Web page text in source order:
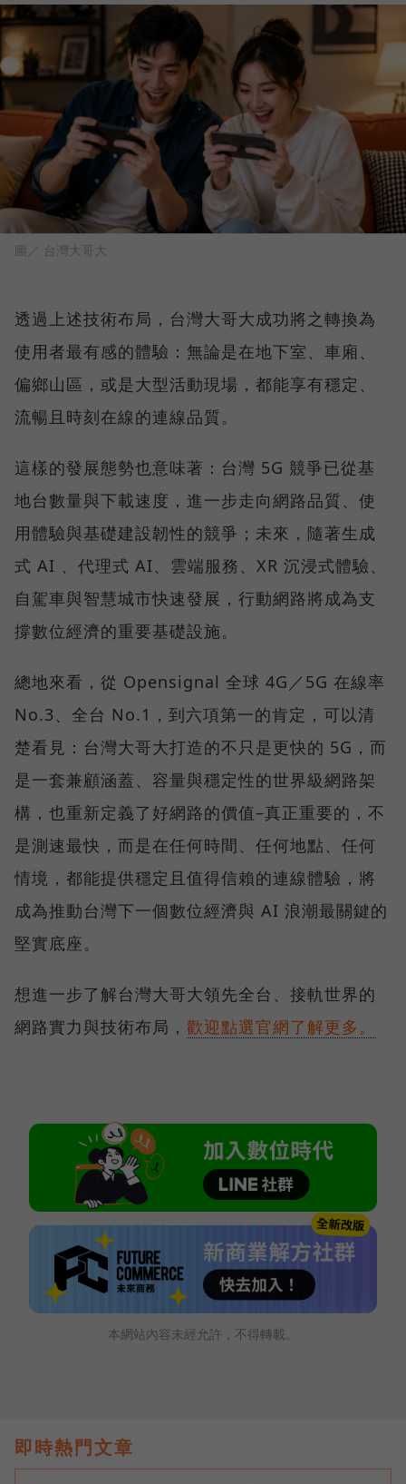
圖／ 台灣大哥大
透過上述技術布局，台灣大哥大成功將之轉換為
使用者最有感的體驗：無論是在地下室、車廂、
偏鄉山區，或是大型活動現場，都能享有穩定、
流暢且時刻在線的連線品質。
這樣的發展態勢也意味著：台灣 5G 競爭已從基
地台數量與下載速度，進一步走向網路品質、使
用體驗與基礎建設韌性的競爭；未來，隨著生成
式 AI 、代理式 AI、雲端服務、XR 沉浸式體驗、
自駕車與智慧城市快速發展，行動網路將成為支
撐數位經濟的重要基礎設施。
總地來看，從 Opensignal 全球 4G／5G 在線率
No.3、全台 No.1，到六項第一的肯定，可以清
楚看見：台灣大哥大打造的不只是更快的 5G，而
是一套兼顧涵蓋、容量與穩定性的世界級網路架
構，也重新定義了好網路的價值–真正重要的，不
是測速最快，而是在任何時間、任何地點、任何
情境，都能提供穩定且值得信賴的連線體驗，將
成為推動台灣下一個數位經濟與 AI 浪潮最關鍵的
堅實底座。
想進一步了解台灣大哥大領先全台、接軌世界的
網路實力與技術布局， 歡迎點選官網了解更多。
本網站內容未經允許，不得轉載。
即時熱門文章